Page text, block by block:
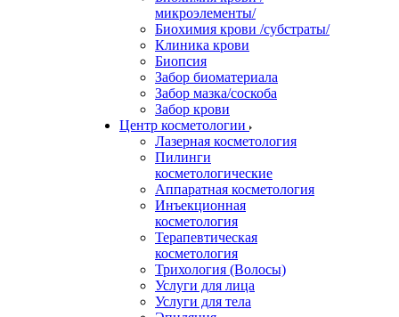
микроэлементы/
Биохимия крови /субстраты/
Клиника крови
Биопсия
Забор биоматериала
Забор мазка/соскоба
Забор крови
Центр косметологии
Лазерная косметология
Пилинги
косметологические
Аппаратная косметология
Инъекционная
косметология
Терапевтическая
косметология
Трихология (Волосы)
Услуги для лица
Услуги для тела